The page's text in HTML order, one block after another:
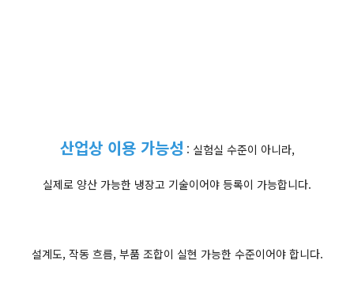
산업상 이용 가능성 : 실험실 수준이 아니라,
실제로 양산 가능한 냉장고 기술이어야 등록이 가능합니다.
설계도, 작동 흐름, 부품 조합이 실현 가능한 수준이어야 합니다.